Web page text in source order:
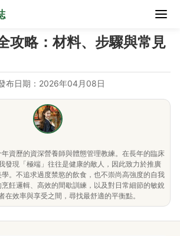
攻略：材料、步驟與常見
布日期：2026年04月08日
資歷的資深營養師與體態管理教練。在長年的臨床
發現「極端」往往是健康的敵人，因此致力於推廣
學。不追求過度禁慾的飲食，也不崇尚高強度的自我
飪邏輯、高效的間歇訓練，以及對日常細節的敏銳
在效率與享受之間，尋找最舒適的平衡點。